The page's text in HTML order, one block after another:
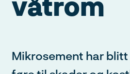
Mikrosement har